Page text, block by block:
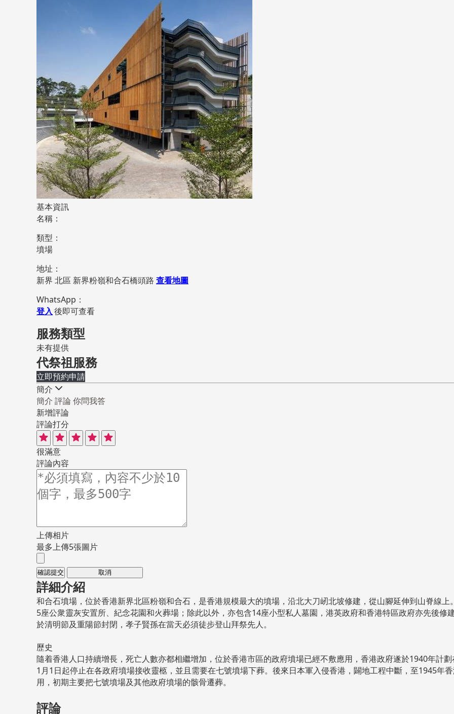
基本資訊
名稱：
類型：
墳場
地址：
新界 北區 新界粉嶺和合石橋頭路 查看地圖
WhatsApp：
登入後即可查看
服務類型
未有提供
代祭祖服務
立即預約申請
簡介
簡介 評論 你問我答
新增評論
評論打分
很滿意
評論內容
上傳相片
最多上傳5張圖片
確認提交 取消
詳細介紹
和合石墳場，位於香港新界北區粉嶺和合石，是香港規模最大的墳場，沿北大刀屻北坡修建，從山腳延伸到山脊線
5座公衆靈灰安置所、紀念花園和火葬場；除此以外，亦包含14座小型私人墓園，港英政府和香港特區政府亦先後修
於清明節及重陽節封閉，孝子賢孫在當天必須徒步登山拜祭先人。
歷史
隨着香港人口持續增長，死亡人數亦都相繼增加，位於香港市區的政府墳場已經不敷應用，香港政府遂於1940年計
1月1日起停止在各政府墳場接收靈柩，並且需要在七號墳場下葬。後來日本軍入侵香港，闢地工程中斷，至1945年
用，初期主要把七號墳場及其他政府墳場的骸骨遷葬。
評論